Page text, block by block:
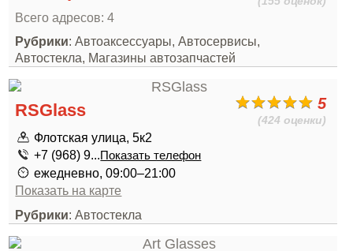
Всего адресов: 4
Рубрики: Автоаксессуары, Автосервисы,
Автостекла, Магазины автозапчастей
5
(424 оценки)
RSGlass
Флотская улица, 5к2
+7 (968) 9...Показать телефон
ежедневно, 09:00–21:00
Показать на карте
Рубрики: Автостекла